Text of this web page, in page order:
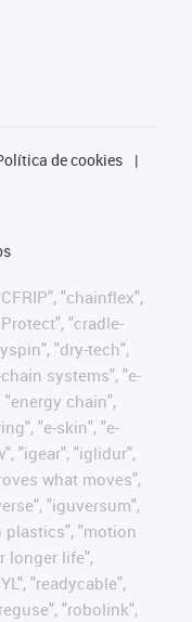
de cookies
"chainflex",
"cradle-
"dry-tech",
systems", "e-
chain",
"e-skin", "e-
"igear", "iglidur",
what moves",
"iguversum",
plastics", "motion
longer life",
"readycable",
"robolink",